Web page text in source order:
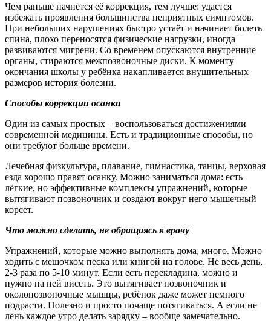
Чем раньше начнётся её коррекция, тем лучше: удастся
избежать проявления большинства неприятных симптомов.
При небольших нарушениях быстро устаёт и начинает болеть
спина, плохо переносятся физические нагрузки, иногда
развиваются мигрени. Со временем опускаются внутренние
органы, стираются межпозвоночные диски. К моменту
окончания школы у ребёнка накапливается внушительных
размеров история болезни.
Способы коррекции осанки
Один из самых простых – воспользоваться достижениями
современной медицины. Есть и традиционные способы, но
они требуют больше времени.
Лечебная физкультура, плавание, гимнастика, танцы, верховая
езда хорошо правят осанку. Можно заниматься дома: есть
лёгкие, но эффективные комплексы упражнений, которые
вытягивают позвоночник и создают вокруг него мышечный
корсет.
Что можно сделать, не обращаясь к врачу
Упражнений, которые можно выполнять дома, много. Можно
ходить с мешочком песка или книгой на голове. Не весь день,
2-3 раза по 5-10 минут. Если есть перекладина, можно и
нужно на ней висеть. Это вытягивает позвоночник и
околопозвоночные мышцы, ребёнок даже может немного
подрасти. Полезно и просто почаще потягиваться. А если не
лень каждое утро делать зарядку – вообще замечательно.